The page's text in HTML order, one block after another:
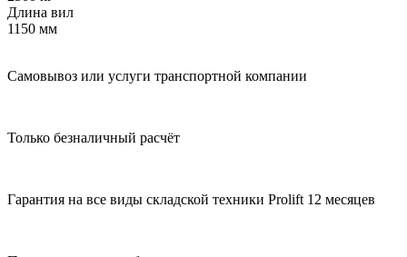
Длина вил
1150 мм
Самовывоз или услуги транспортной компании
Только безналичный расчёт
Гарантия на все виды складской техники Prolift 12 месяцев